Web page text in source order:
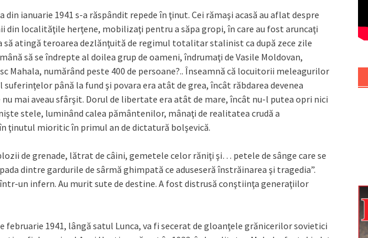
din ianuarie 1941 s-a răspândit repede în ţinut. Cei rămaşi acasă au aflat despre
din localităţile herţene, mobilizaţi pentru a săpa gropi, în care au fost aruncaţi
să atingă teroarea dezlănţuită de regimul totalitar stalinist ca după zece zile
să se îndrepte al doilea grup de oameni, îndrumaţi de Vasile Moldovan,
Mahala, numărând peste 400 de persoane?.. Înseamnă că locuitorii meleagurilor
suferinţelor până la fund şi povara era atât de grea, încât răbdarea devenea
mai aveau sfârşit. Dorul de libertate era atât de mare, încât nu-l putea opri nici
stele, luminând calea pământenilor, mânaţi de realitatea crudă a
ţinutul mioritic în primul an de dictatură bolşevică.
de grenade, lătrat de câini, gemetele celor răniţi şi… petele de sânge care se
dintre gardurile de sârmă ghimpată ce aduseseră înstrăinarea şi tragedia”.
un infern. Au murit sute de destine. A fost distrusă conştiinţa generaţiilor
februarie 1941, lângă satul Lunca, va fi secerat de gloanţele grănicerilor sovietici